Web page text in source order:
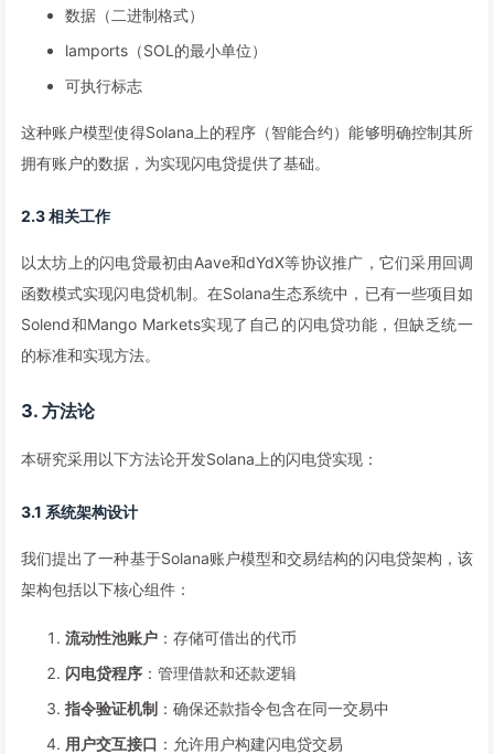
数据（二进制格式）
lamports（SOL的最小单位）
可执行标志
这种账户模型使得Solana上的程序（智能合约）能够明确控制其所
拥有账户的数据，为实现闪电贷提供了基础。
2.3 相关工作
以太坊上的闪电贷最初由Aave和dYdX等协议推广，它们采用回调
函数模式实现闪电贷机制。在Solana生态系统中，已有一些项目如
Solend和Mango Markets实现了自己的闪电贷功能，但缺乏统一
的标准和实现方法。
3. 方法论
本研究采用以下方法论开发Solana上的闪电贷实现：
3.1 系统架构设计
我们提出了一种基于Solana账户模型和交易结构的闪电贷架构，该
架构包括以下核心组件：
流动性池账户 ：存储可借出的代币
闪电贷程序 ：管理借款和还款逻辑
指令验证机制 ：确保还款指令包含在同一交易中
用户交互接口 ：允许用户构建闪电贷交易